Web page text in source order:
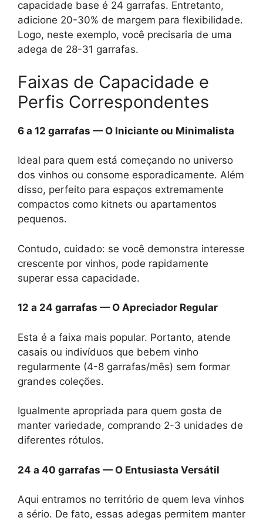
capacidade base é 24 garrafas. Entretanto,
adicione 20-30% de margem para flexibilidade.
Logo, neste exemplo, você precisaria de uma
adega de 28-31 garrafas.
Faixas de Capacidade e
Perfis Correspondentes
6 a 12 garrafas — O Iniciante ou Minimalista
Ideal para quem está começando no universo
dos vinhos ou consome esporadicamente. Além
disso, perfeito para espaços extremamente
compactos como kitnets ou apartamentos
pequenos.
Contudo, cuidado: se você demonstra interesse
crescente por vinhos, pode rapidamente
superar essa capacidade.
12 a 24 garrafas — O Apreciador Regular
Esta é a faixa mais popular. Portanto, atende
casais ou indivíduos que bebem vinho
regularmente (4-8 garrafas/mês) sem formar
grandes coleções.
Igualmente apropriada para quem gosta de
manter variedade, comprando 2-3 unidades de
diferentes rótulos.
24 a 40 garrafas — O Entusiasta Versátil
Aqui entramos no território de quem leva vinhos
a sério. De fato, essas adegas permitem manter